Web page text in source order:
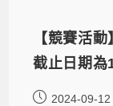
【競賽活
截止日期為
2024-09-12